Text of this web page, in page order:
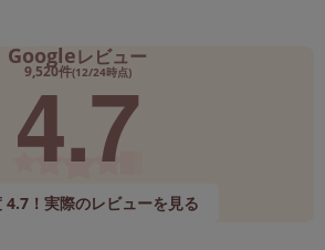
Googleレビュー
9,520件(12/24時点)
4.7
4.7！実際のレビューを見る